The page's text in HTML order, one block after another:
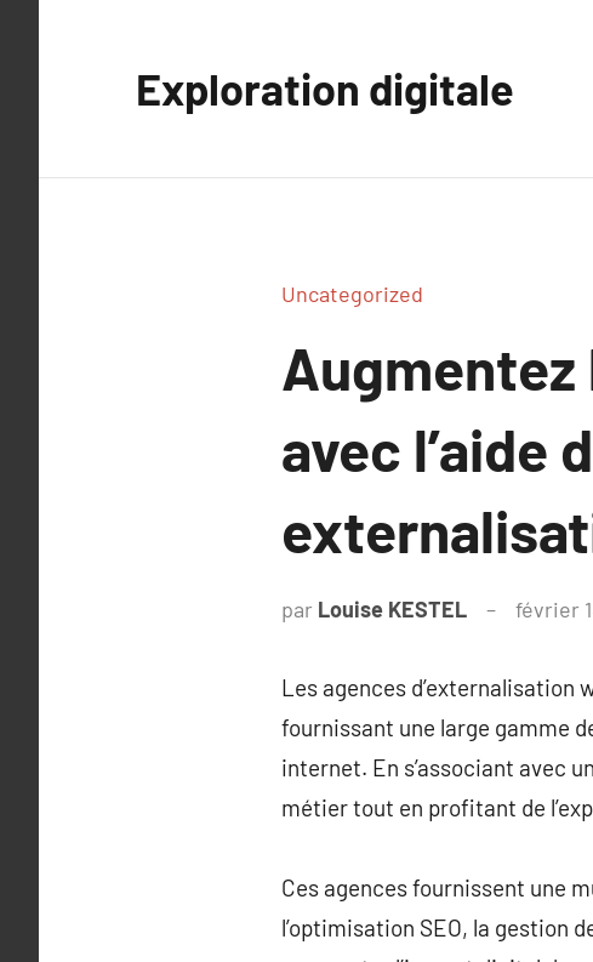
Exploration digitale
Uncategorized
avec l’aide
par Louise KESTEL février
Les agences d’externalisation
fournissant une large gamme
internet. En s’associant avec
métier tout en profitant de
Ces agences fournissent une
l’optimisation SEO, la gestion